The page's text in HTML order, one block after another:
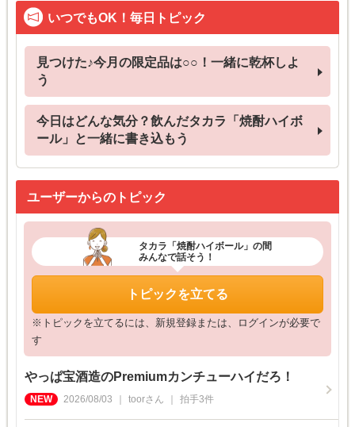
いつでもOK！毎日トピック
見つけた♪今月の限定品は○○！一緒に乾杯しよ
う
今日はどんな気分？飲んだタカラ「焼酎ハイボ
ール」と一緒に書き込もう
ユーザーからのトピック
タカラ「焼酎ハイボール」の間
みんなで話そう！
トピックを立てる
※トピックを立てるには、新規登録または、ログインが必要で
す
やっぱ宝酒造のPremiumカンチューハイだろ！
2026/08/03 toorさん 拍手3件